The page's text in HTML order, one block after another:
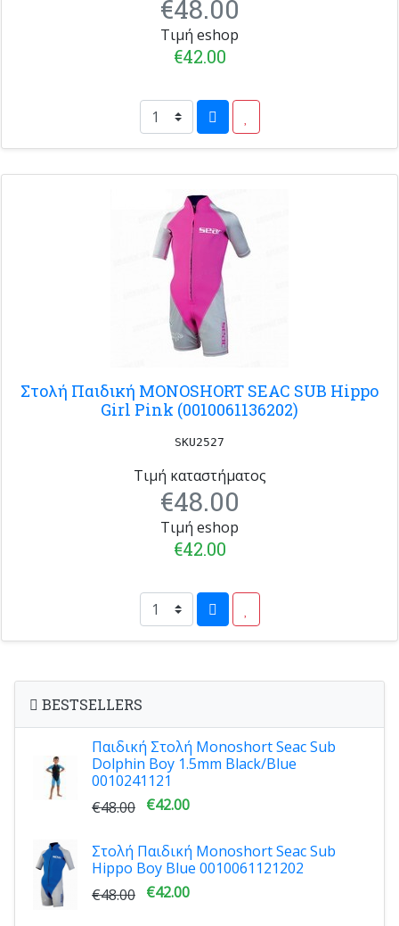
€48.00
Τιμή eshop
€42.00
Στολή Παιδική MONOSHORT SEAC SUB Hippo
Girl Pink (0010061136202)
SKU2527
Τιμή καταστήματος
€48.00
Τιμή eshop
€42.00
BESTSELLERS
Παιδική Στολή Monoshort Seac Sub
Dolphin Boy 1.5mm Black/Blue
0010241121
€48.00 €42.00
Στολή Παιδική Monoshort Seac Sub
Hippo Boy Blue 0010061121202
€48.00 €42.00